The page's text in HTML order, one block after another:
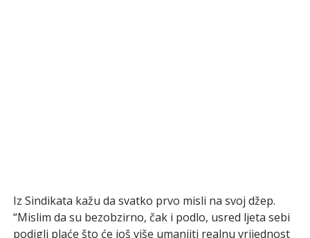
Iz Sindikata kažu da svatko prvo misli na svoj džep.
“Mislim da su bezobzirno, čak i podlo, usred ljeta sebi
podigli plaće što će još više umanjiti realnu vrijednost